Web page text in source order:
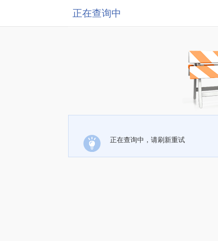
正在查询中
正在查询中，请刷新重试